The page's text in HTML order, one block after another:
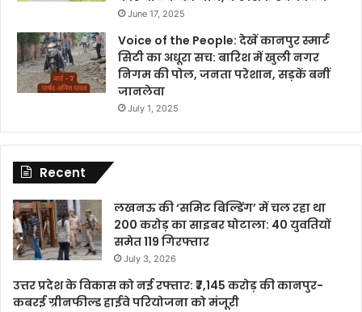
June 17, 2025
Voice of the People: देखें कानपुर स्मार्ट
सिटी का अधूरा सच: बारिश में खुली नगर
निगम की पोल, जनता परेशान, सड़कें बनीं
जानलेवा
July 1, 2025
Recent
लखनऊ की ‘समिट बिल्डिंग’ में चल रहा था
200 करोड़ का साइबर घोटाला: 40 युवतियों
समेत 119 गिरफ्तार
July 3, 2026
उत्तर प्रदेश के विकास को नई रफ्तार: ₹7,145 करोड़ की कानपुर-
कबरई ग्रीनफील्ड हाईवे परियोजना को मंजूरी